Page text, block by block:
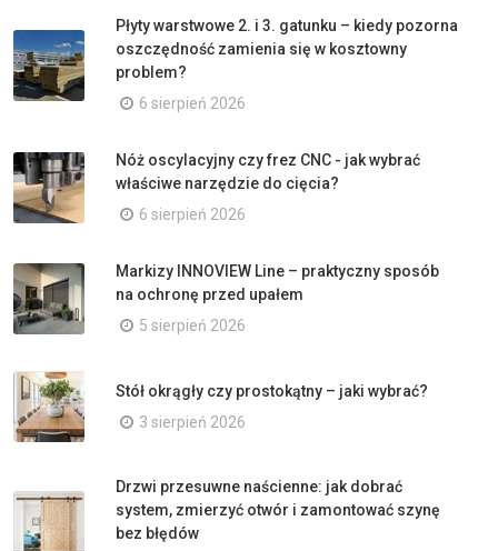
Płyty warstwowe 2. i 3. gatunku – kiedy pozorna
oszczędność zamienia się w kosztowny
problem?
6 sierpień 2026
Nóż oscylacyjny czy frez CNC - jak wybrać
właściwe narzędzie do cięcia?
6 sierpień 2026
Markizy INNOVIEW Line – praktyczny sposób
na ochronę przed upałem
5 sierpień 2026
Stół okrągły czy prostokątny – jaki wybrać?
3 sierpień 2026
Drzwi przesuwne naścienne: jak dobrać
system, zmierzyć otwór i zamontować szynę
bez błędów